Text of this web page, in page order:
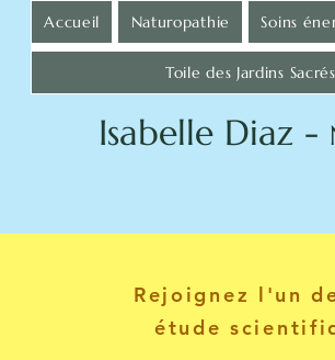
Accueil Naturopathie Soins
Toile des Jardins Sacrés
Isabelle Diaz -
Rejoignez l'un
étude